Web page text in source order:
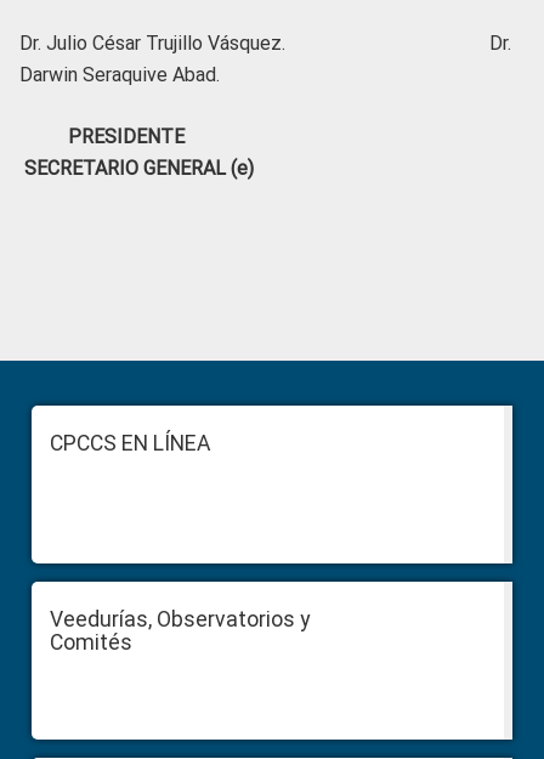
Dr. Julio César Trujillo Vásquez. Dr.
Darwin Seraquive Abad.
PRESIDENTE
SECRETARIO GENERAL (e)
Sidebar
FooterCPCCS EN LÍNEA
Veedurías, Observatorios y
Comités